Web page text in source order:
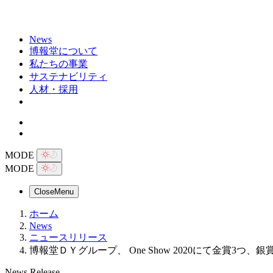
News
博報堂について
私たちの事業
サステナビリティ
人材・採用
MODE
MODE
CloseMenu
ホーム
News
ニュースリリース
博報堂ＤＹグループ、 One Show 2020にて金賞3つ、銀